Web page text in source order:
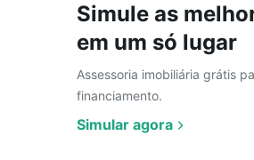
Simule as
em um só lugar
Assessoria imobiliária grátis
financiamento.
Simular agora